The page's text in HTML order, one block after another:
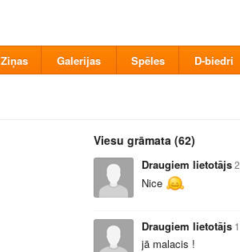
Ziņas Galerijas Spēles D-biedri
Viesu grāmata (62)
Draugiem lietotājs
Nice
Draugiem lietotājs
jā malacis !